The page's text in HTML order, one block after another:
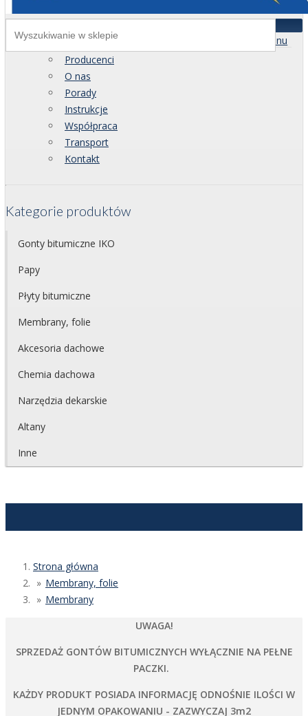
Menu
Producenci
O nas
Porady
Instrukcje
Współpraca
Transport
Kontakt
Kategorie produktów
Gonty bitumiczne IKO
Papy
Płyty bitumiczne
Membrany, folie
Akcesoria dachowe
Chemia dachowa
Narzędzia dekarskie
Altany
Inne
Strona główna
Membrany, folie
Membrany
UWAGA!
SPRZEDAŻ GONTÓW BITUMICZNYCH WYŁĄCZNIE NA PEŁNE
PACZKI.
KAŻDY PRODUKT POSIADA INFORMACJĘ ODNOŚNIE ILOŚCI W
JEDNYM OPAKOWANIU - ZAZWYCZAJ 3m2